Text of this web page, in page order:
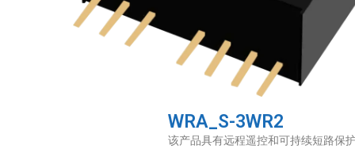
WRA_S-3WR2
该产品具有远程遥控和可持续短路保